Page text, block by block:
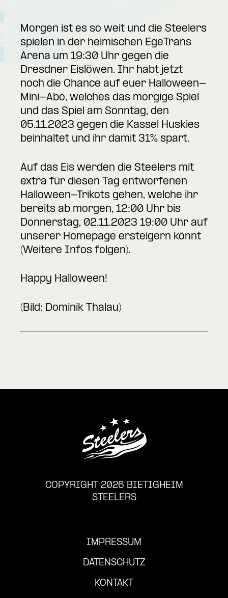
Morgen ist es so weit und die Steelers
spielen in der heimischen EgeTrans
Arena um 19:30 Uhr gegen die
Dresdner Eislöwen. Ihr habt jetzt
noch die Chance auf euer Halloween-
Mini-Abo, welches das morgige Spiel
und das Spiel am Sonntag, den
05.11.2023 gegen die Kassel Huskies
beinhaltet und ihr damit 31% spart.
Auf das Eis werden die Steelers mit
extra für diesen Tag entworfenen
Halloween-Trikots gehen, welche ihr
bereits ab morgen, 12:00 Uhr bis
Donnerstag, 02.11.2023 19:00 Uhr auf
unserer Homepage ersteigern könnt
(Weitere Infos folgen).
Happy Halloween!
(Bild: Dominik Thalau)
COPYRIGHT 2026 BIETIGHEIM
STEELERS
IMPRESSUM
DATENSCHUTZ
KONTAKT